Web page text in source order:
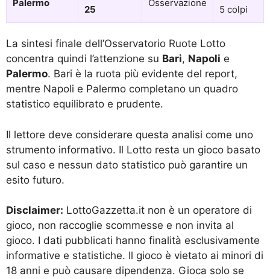
Palermo
25
Osservazione
5 colpi
La sintesi finale dell’Osservatorio Ruote Lotto
concentra quindi l’attenzione su Bari, Napoli e
Palermo. Bari è la ruota più evidente del report,
mentre Napoli e Palermo completano un quadro
statistico equilibrato e prudente.
Il lettore deve considerare questa analisi come uno
strumento informativo. Il Lotto resta un gioco basato
sul caso e nessun dato statistico può garantire un
esito futuro.
Disclaimer: LottoGazzetta.it non è un operatore di
gioco, non raccoglie scommesse e non invita al
gioco. I dati pubblicati hanno finalità esclusivamente
informative e statistiche. Il gioco è vietato ai minori di
18 anni e può causare dipendenza. Gioca solo se